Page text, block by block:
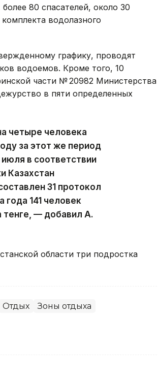
80 спасателей, около 30
водолазного
графику, проводят
водоемов. Кроме того, 10
части № 20982 Министерства
в пяти определенных
четыре человека
за этот же период
в соответствии
Казахстан
31 протокол
141 человек
тенге, — добавил А.
области три подростка
Отдых Зоны отдыха